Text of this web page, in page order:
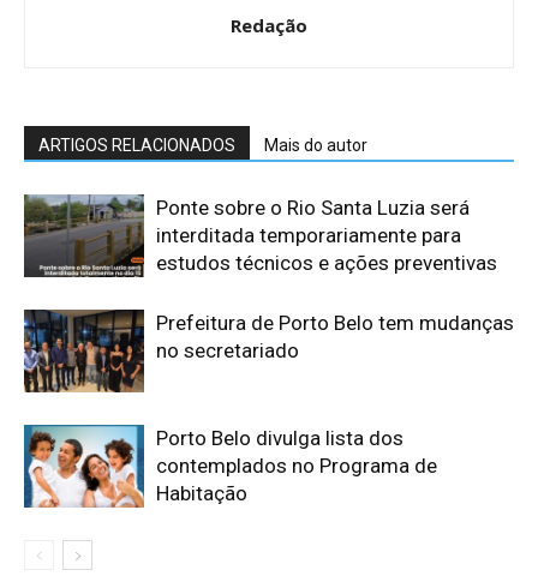
Redação
ARTIGOS RELACIONADOS Mais do autor
Ponte sobre o Rio Santa Luzia será
interditada temporariamente para
estudos técnicos e ações preventivas
​Prefeitura de Porto Belo tem mudanças
no secretariado
​Porto Belo divulga lista dos
contemplados no Programa de
Habitação